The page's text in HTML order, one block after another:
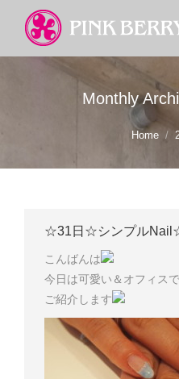
Monthly
Home
☆31日☆シンプル
こんばんは
今日は可愛い＆オフィス
ご紹介します